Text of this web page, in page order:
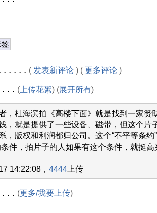
. . . . . ( 发表新评论 ) ( 更多评论 )
. . ( 上传花絮) (展开所有)
，杜海滨拍《高楼下面》就是找到一家赞
，就是提供了一些设备、磁带，但这个片
，版权和利润都归公司。这个“不平等条约
件，拍片子的人如果有这个条件，就挺高
14:22:08， 4444 上传
. . (更多/我要上传)